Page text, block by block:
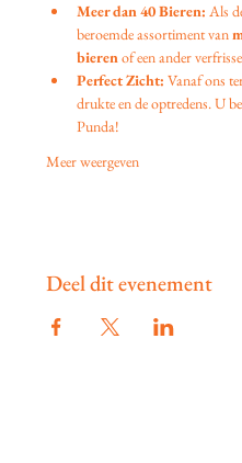
Meer dan 40 Bieren: Als
beroemde assortiment van
bieren of een ander
Perfect Zicht: Vanaf ons
drukte en de optredens. U
Punda!
Meer weergeven
Deel dit evenement